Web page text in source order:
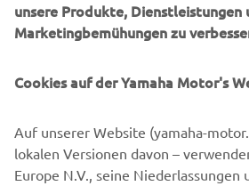
unsere Produkte, Dienstleistungen
Marketingbemühungen zu
Cookies auf der Yamaha Motor's
Auf unserer Website (yamaha-
lokalen Versionen davon –
Europe N.V., seine Niederlassungen